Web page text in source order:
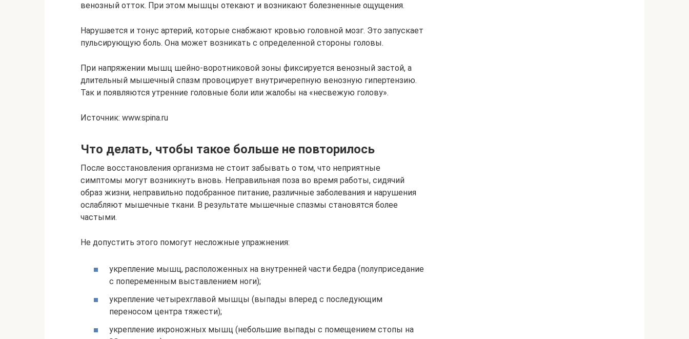
венозный отток. При этом мышцы отекают и возникают болезненные ощущения.
Нарушается и тонус артерий, которые снабжают кровью головной мозг. Это запускает
пульсирующую боль. Она может возникать с определенной стороны головы.
При напряжении мышц шейно-воротниковой зоны фиксируется венозный застой, а
длительный мышечный спазм провоцирует внутричерепную венозную гипертензию.
Так и появляются утренние головные боли или жалобы на «несвежую голову».
Источник: www.spina.ru
Что делать, чтобы такое больше не повторилось
После восстановления организма не стоит забывать о том, что неприятные
симптомы могут возникнуть вновь. Неправильная поза во время работы, сидячий
образ жизни, неправильно подобранное питание, различные заболевания и нарушения
ослабляют мышечные ткани. В результате мышечные спазмы становятся более
частыми.
Не допустить этого помогут несложные упражнения:
укрепление мышц, расположенных на внутренней части бедра (полуприседание
с попеременным выставлением ноги);
укрепление четырехглавой мышцы (выпады вперед с последующим
переносом центра тяжести);
укрепление икроножных мышц (небольшие выпады с помещением стопы на